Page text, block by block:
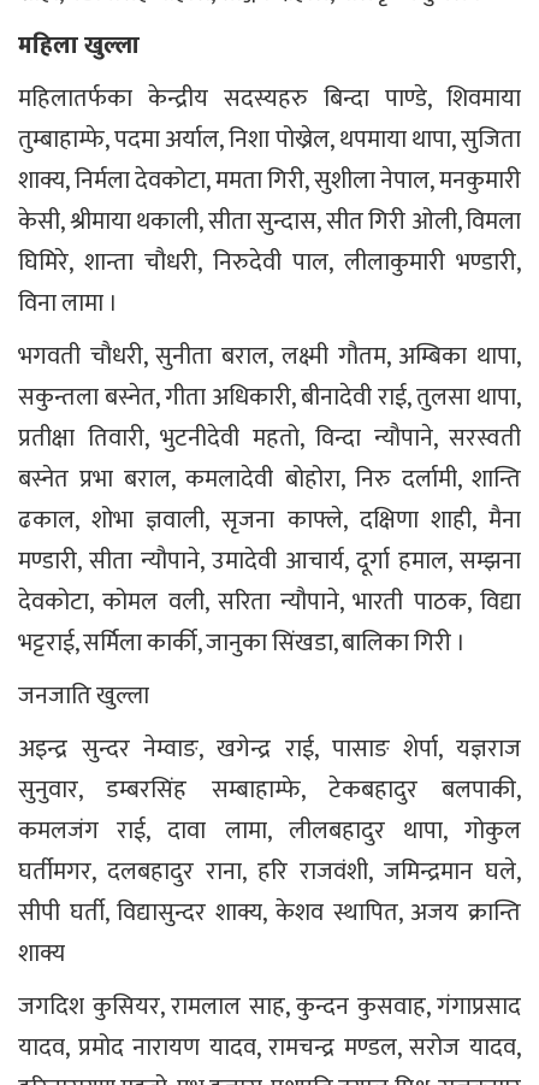
महिला खुल्ला
महिलातर्फका केन्द्रीय सदस्यहरु बिन्दा पाण्डे, शिवमाया
तुम्बाहाम्फे, पदमा अर्याल, निशा पोख्रेल, थपमाया थापा, सुजिता
शाक्य, निर्मला देवकोटा, ममता गिरी, सुशीला नेपाल, मनकुमारी
केसी, श्रीमाया थकाली, सीता सुन्दास, सीत गिरी ओली, विमला
घिमिरे, शान्ता चौधरी, निरुदेवी पाल, लीलाकुमारी भण्डारी,
विना लामा ।
भगवती चौधरी, सुनीता बराल, लक्ष्मी गौतम, अम्बिका थापा,
सकुन्तला बस्नेत, गीता अधिकारी, बीनादेवी राई, तुलसा थापा,
प्रतीक्षा तिवारी, भुटनीदेवी महतो, विन्दा न्यौपाने, सरस्वती
बस्नेत प्रभा बराल, कमलादेवी बोहोरा, निरु दर्लामी, शान्ति
ढकाल, शोभा ज्ञवाली, सृजना काफ्ले, दक्षिणा शाही, मैना
मण्डारी, सीता न्यौपाने, उमादेवी आचार्य, दूर्गा हमाल, सम्झना
देवकोटा, कोमल वली, सरिता न्यौपाने, भारती पाठक, विद्या
भट्टराई, सर्मिला कार्की, जानुका सिंखडा, बालिका गिरी ।​
जनजाति खुल्ला
अइन्द्र सुन्दर नेम्वाङ, खगेन्द्र राई, पासाङ शेर्पा, यज्ञराज
सुनुवार, डम्बरसिंह सम्बाहाम्फे, टेकबहादुर बलपाकी,
कमलजंग राई, दावा लामा, लीलबहादुर थापा, गोकुल
घर्तीमगर, दलबहादुर राना, हरि राजवंशी, जमिन्द्रमान घले,
सीपी घर्ती, विद्यासुन्दर शाक्य, केशव स्थापित, अजय क्रान्ति
शाक्य
जगदिश कुसियर, रामलाल साह, कुन्दन कुसवाह, गंगाप्रसाद
यादव, प्रमोद नारायण यादव, रामचन्द्र मण्डल, सरोज यादव,